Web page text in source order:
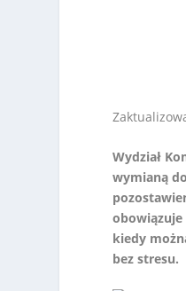
Wydział
wymianą
kiedy
bez stresu.